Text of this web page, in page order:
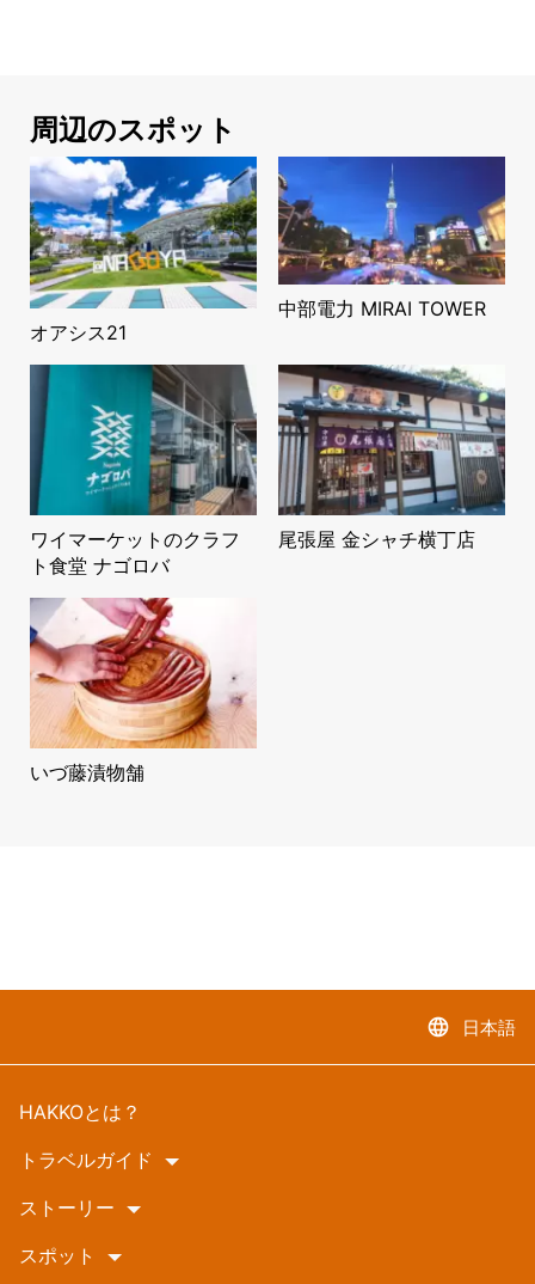
周辺のスポット
オアシス21
中部電力 MIRAI TOWER
ワイマーケットのクラフ
ト食堂 ナゴロバ
尾張屋 金シャチ横丁店
いづ藤漬物舗
language 日本語
HAKKOとは？
トラベルガイド
ストーリー
スポット